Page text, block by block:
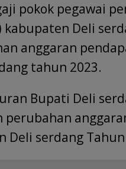
pokok pegawai
kabupaten Deli
anggaran
tahun 2023.
Bupati Deli
perubahan
Deli serdang Tahun